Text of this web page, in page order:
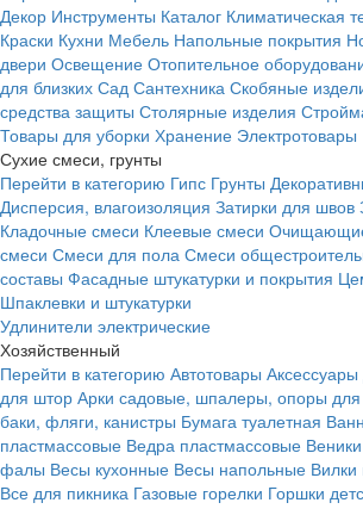
Декор Инструменты Каталог Климатическая
Краски Кухни Мебель Напольные покрытия
двери Освещение Отопительное
для близких Сад Сантехника Скобяные
средства защиты Столярные изделия
Товары для уборки Хранение Электротовары
Сухие смеси, грунты
Перейти в категорию Гипс Грунты
Дисперсия, влагоизоляция Затирки для швов
Кладочные смеси Клеевые смеси
смеси Смеси для пола Смеси
составы Фасадные штукатурки и покрытия
Шпаклевки и штукатурки
Удлинители электрические
Хозяйственный
Перейти в категорию Автотовары
для штор Арки садовые, шпалеры, опоры для
баки, фляги, канистры Бумага туалетная
пластмассовые Ведра пластмассовые Веники
фалы Весы кухонные Весы напольные
Все для пикника Газовые горелки Горшки